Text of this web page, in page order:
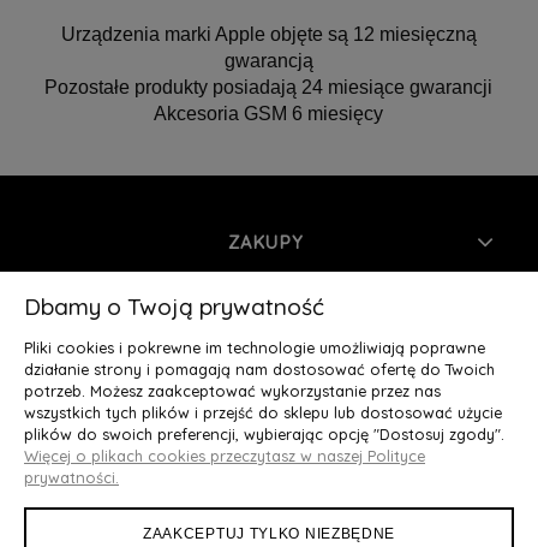
Urządzenia marki Apple objęte są 12 miesięczną
gwarancją
Pozostałe produkty posiadają 24 miesiące gwarancji
Akcesoria GSM 6 miesięcy
ZAKUPY
INFORMACJE
MOJE KONTO
O NAS
Deluxury.pl
Dbamy o Twoją prywatność
Pliki cookies i pokrewne im technologie umożliwiają poprawne
działanie strony i pomagają nam dostosować ofertę do Twoich
potrzeb. Możesz zaakceptować wykorzystanie przez nas
wszystkich tych plików i przejść do sklepu lub dostosować użycie
plików do swoich preferencji, wybierając opcję "Dostosuj zgody".
Więcej o plikach cookies przeczytasz w naszej Polityce
prywatności.
ZAAKCEPTUJ TYLKO NIEZBĘDNE